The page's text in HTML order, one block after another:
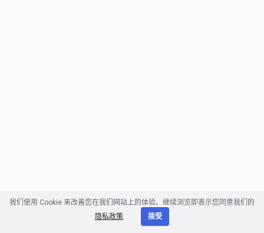
我们使用 Cookie 来改善您在我们网站上的体验。继续浏览即表示您同意我们的
隐私政策. 接受